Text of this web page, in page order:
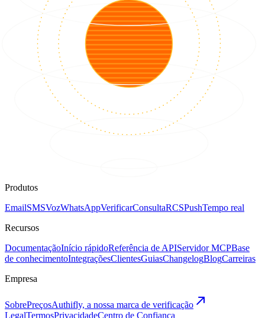
Produtos
EmailSMSVozWhatsAppVerificarConsultaRCSPushTempo real
Recursos
DocumentaçãoInício rápidoReferência de APIServidor MCPBase
de conhecimentoIntegraçõesClientesGuiasChangelogBlogCarreiras
Empresa
SobrePreçosAuthifly, a nossa marca de verificação
LegalTermosPrivacidadeCentro de Confiança